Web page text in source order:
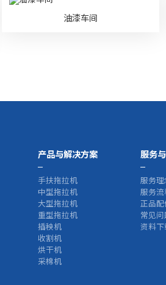
油漆车间
产品与解决方案
手扶拖拉机
中型拖拉机
大型拖拉机
重型拖拉机
插秧机
收割机
烘干机
采棉机
服务
服务理
服务流
正品配
常见问
资料下